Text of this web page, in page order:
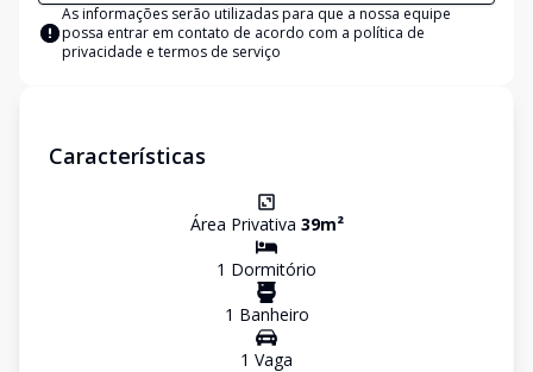
As informações serão utilizadas para que a nossa equipe
possa entrar em contato de acordo com a política de
privacidade e termos de serviço
Características
Área Privativa 39m²
1 Dormitório
1 Banheiro
1 Vaga